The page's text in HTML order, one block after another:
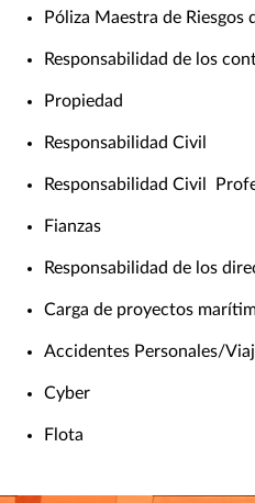
Póliza Maestra de Riesgos
Responsabilidad de los
Propiedad
Responsabilidad Civil
Responsabilidad Civil
Fianzas
Responsabilidad de los
Carga de proyectos
Accidentes Personales/
Cyber
Flota